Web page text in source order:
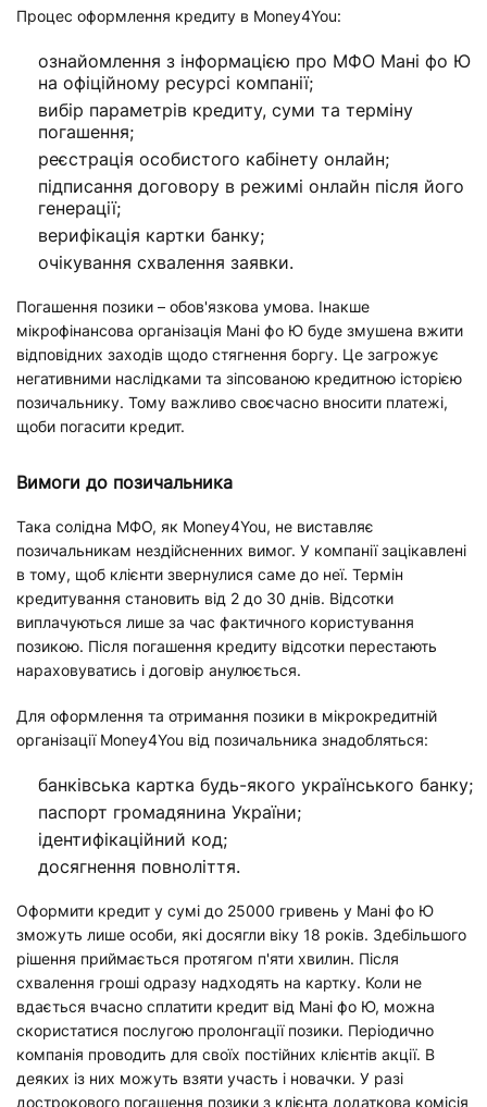
Процес оформлення кредиту в Money4You:
ознайомлення з інформацією про МФО Мані фо Ю
на офіційному ресурсі компанії;
вибір параметрів кредиту, суми та терміну
погашення;
реєстрація особистого кабінету онлайн;
підписання договору в режимі онлайн після його
генерації;
верифікація картки банку;
очікування схвалення заявки.
Погашення позики – обов'язкова умова. Інакше
мікрофінансова організація Мані фо Ю буде змушена вжити
відповідних заходів щодо стягнення боргу. Це загрожує
негативними наслідками та зіпсованою кредитною історією
позичальнику. Тому важливо своєчасно вносити платежі,
щоби погасити кредит.
Вимоги до позичальника
Така солідна МФО, як Money4You, не виставляє
позичальникам нездійсненних вимог. У компанії зацікавлені
в тому, щоб клієнти звернулися саме до неї. Термін
кредитування становить від 2 до 30 днів. Відсотки
виплачуються лише за час фактичного користування
позикою. Після погашення кредиту відсотки перестають
нараховуватись і договір анулюється.
Для оформлення та отримання позики в мікрокредитній
організації Money4You від позичальника знадобляться:
банківська картка будь-якого українського банку;
паспорт громадянина України;
ідентифікаційний код;
досягнення повноліття.
Оформити кредит у сумі до 25000 гривень у Мані фо Ю
зможуть лише особи, які досягли віку 18 років. Здебільшого
рішення приймається протягом п'яти хвилин. Після
схвалення гроші одразу надходять на картку. Коли не
вдається вчасно сплатити кредит від Мані фо Ю, можна
скористатися послугою пролонгації позики. Періодично
компанія проводить для своїх постійних клієнтів акції. В
деяких із них можуть взяти участь і новачки. У разі
дострокового погашення позики з клієнта додаткова комісія